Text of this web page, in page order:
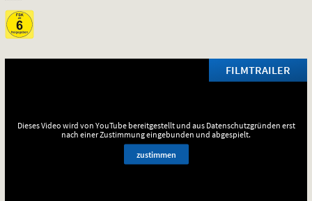
FILMTRAILER
Dieses Video wird von YouTube bereitgestellt und aus Datenschutzgründen erst
nach einer Zustimmung eingebunden und abgespielt.
zustimmen